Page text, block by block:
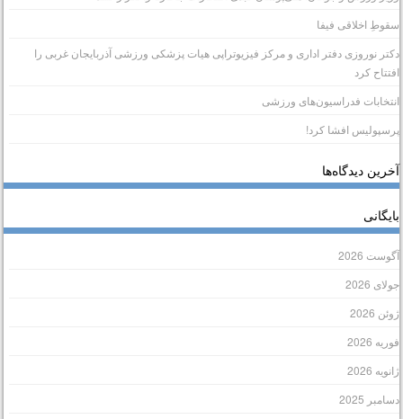
اخلاقی فیفا
نوروزی دفتر اداری و مرکز فیزیوتراپی هیات پزشکی ورزشی آذربایجان غربی را
کرد
فدراسیون‌های ورزشی
افشا کرد!
دیدگاه‌ها
2026
2026
2026
2026
2026
2025